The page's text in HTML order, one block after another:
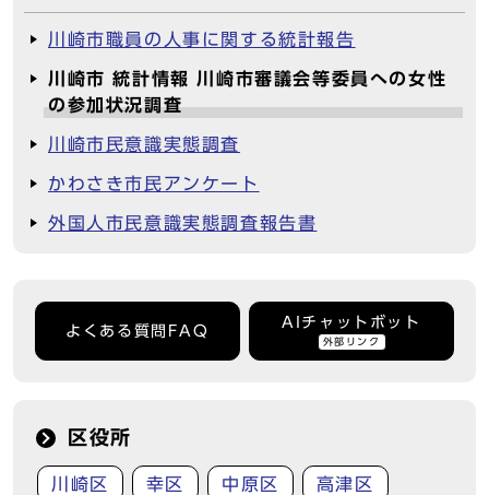
川崎市職員の人事に関する統計報告
川崎市 統計情報 川崎市審議会等委員への女性
の参加状況調査
川崎市民意識実態調査
かわさき市民アンケート
外国人市民意識実態調査報告書
よくある質問FAQ
AIチャットボット
外部リンク
区役所
川崎区 幸区 中原区 高津区